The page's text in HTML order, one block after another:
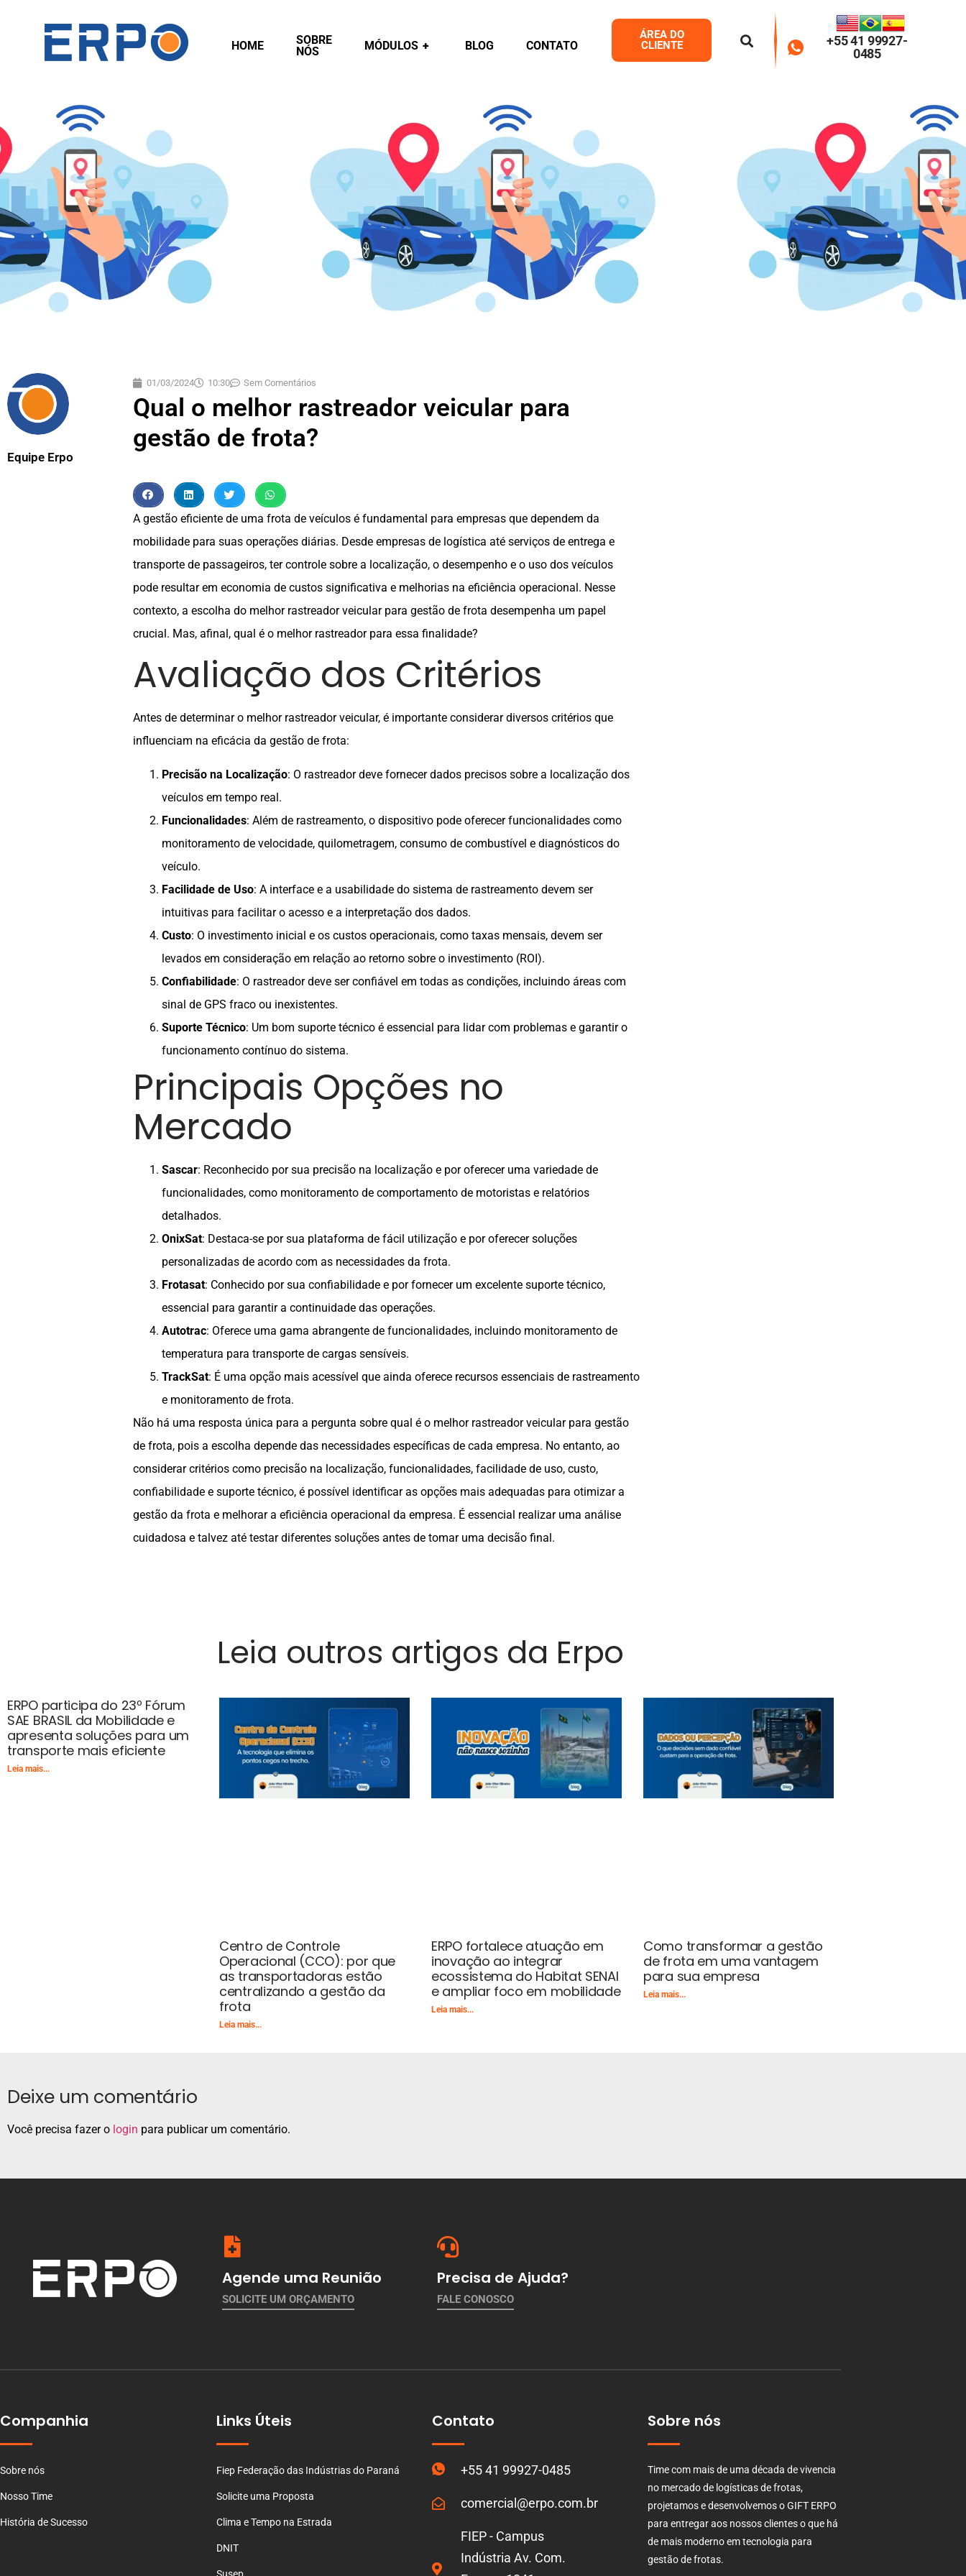
HOME
SOBRE
NÓS
MÓDULOS + BLOG CONTATO
ÁREA DO
CLIENTE
+55 41 99927-
0485
Equipe Erpo
01/03/2024 10:30 Sem Comentários
Qual o melhor rastreador veicular para
gestão de frota?
A gestão eficiente de uma frota de veículos é fundamental para empresas que dependem da
mobilidade para suas operações diárias. Desde empresas de logística até serviços de entrega e
transporte de passageiros, ter controle sobre a localização, o desempenho e o uso dos veículos
pode resultar em economia de custos significativa e melhorias na eficiência operacional. Nesse
contexto, a escolha do melhor rastreador veicular para gestão de frota desempenha um papel
crucial. Mas, afinal, qual é o melhor rastreador para essa finalidade?
Avaliação dos Critérios
Antes de determinar o melhor rastreador veicular, é importante considerar diversos critérios que
influenciam na eficácia da gestão de frota:
Precisão na Localização: O rastreador deve fornecer dados precisos sobre a localização dos
veículos em tempo real.
Funcionalidades: Além de rastreamento, o dispositivo pode oferecer funcionalidades como
monitoramento de velocidade, quilometragem, consumo de combustível e diagnósticos do
veículo.
Facilidade de Uso: A interface e a usabilidade do sistema de rastreamento devem ser
intuitivas para facilitar o acesso e a interpretação dos dados.
Custo: O investimento inicial e os custos operacionais, como taxas mensais, devem ser
levados em consideração em relação ao retorno sobre o investimento (ROI).
Confiabilidade: O rastreador deve ser confiável em todas as condições, incluindo áreas com
sinal de GPS fraco ou inexistentes.
Suporte Técnico: Um bom suporte técnico é essencial para lidar com problemas e garantir o
funcionamento contínuo do sistema.
Principais Opções no
Mercado
Sascar: Reconhecido por sua precisão na localização e por oferecer uma variedade de
funcionalidades, como monitoramento de comportamento de motoristas e relatórios
detalhados.
OnixSat: Destaca-se por sua plataforma de fácil utilização e por oferecer soluções
personalizadas de acordo com as necessidades da frota.
Frotasat: Conhecido por sua confiabilidade e por fornecer um excelente suporte técnico,
essencial para garantir a continuidade das operações.
Autotrac: Oferece uma gama abrangente de funcionalidades, incluindo monitoramento de
temperatura para transporte de cargas sensíveis.
TrackSat: É uma opção mais acessível que ainda oferece recursos essenciais de rastreamento
e monitoramento de frota.
Não há uma resposta única para a pergunta sobre qual é o melhor rastreador veicular para gestão
de frota, pois a escolha depende das necessidades específicas de cada empresa. No entanto, ao
considerar critérios como precisão na localização, funcionalidades, facilidade de uso, custo,
confiabilidade e suporte técnico, é possível identificar as opções mais adequadas para otimizar a
gestão da frota e melhorar a eficiência operacional da empresa. É essencial realizar uma análise
cuidadosa e talvez até testar diferentes soluções antes de tomar uma decisão final.
Leia outros artigos da Erpo
ERPO participa do 23º Fórum
SAE BRASIL da Mobilidade e
apresenta soluções para um
transporte mais eficiente
Leia mais...
Centro de Controle
Operacional (CCO): por que
as transportadoras estão
centralizando a gestão da
frota
Leia mais...
ERPO fortalece atuação em
inovação ao integrar
ecossistema do Habitat SENAI
e ampliar foco em mobilidade
Leia mais...
Como transformar a gestão
de frota em uma vantagem
para sua empresa
Leia mais...
Deixe um comentário
Você precisa fazer o login para publicar um comentário.
Agende uma Reunião
SOLICITE UM ORÇAMENTO
Precisa de Ajuda?
FALE CONOSCO
Companhia
Sobre nós
Nosso Time
História de Sucesso
Links Úteis
Fiep Federação das Indústrias do Paraná
Solicite uma Proposta
Clima e Tempo na Estrada
DNIT
Contato
+55 41 99927-0485
comercial@erpo.com.br
FIEP - Campus
Indústria Av. Com.
Sobre nós
Time com mais de uma década de vivencia
no mercado de logísticas de frotas,
projetamos e desenvolvemos o GIFT ERPO
para entregar aos nossos clientes o que há
de mais moderno em tecnologia para
gestão de frotas.